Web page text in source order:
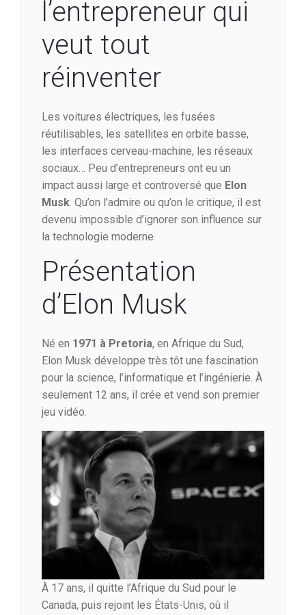
l’entrepreneur qui
veut tout
réinventer
Les voitures électriques, les fusées
réutilisables, les satellites en orbite basse,
les interfaces cerveau-machine, les réseaux
sociaux… Peu d’entrepreneurs ont eu un
impact aussi large et controversé que Elon
Musk. Qu’on l’admire ou qu’on le critique, il est
devenu impossible d’ignorer son influence sur
la technologie moderne.
Présentation
d’Elon Musk
Né en 1971 à Pretoria, en Afrique du Sud,
Elon Musk développe très tôt une fascination
pour la science, l’informatique et l’ingénierie. À
seulement 12 ans, il crée et vend son premier
jeu vidéo.
À 17 ans, il quitte l’Afrique du Sud pour le
Canada, puis rejoint les États-Unis, où il